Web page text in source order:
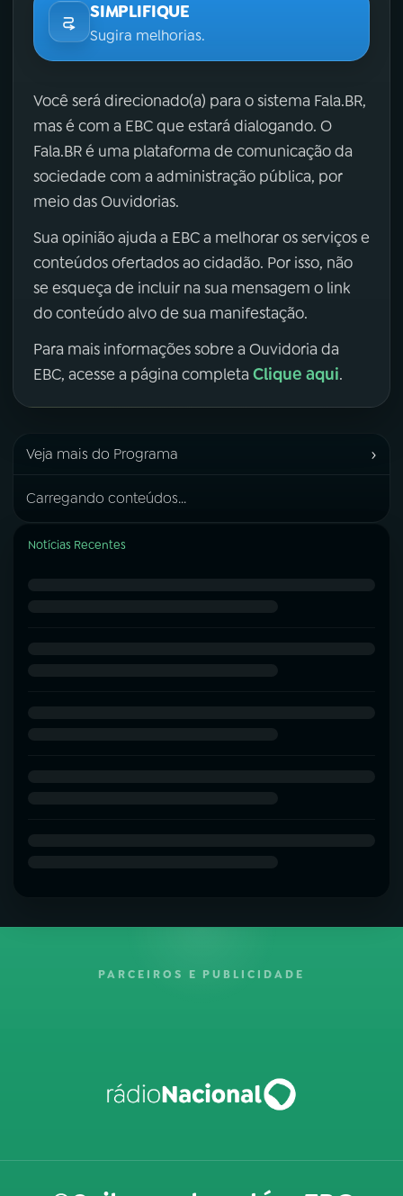
SIMPLIFIQUE
Sugira melhorias.
Você será direcionado(a) para o sistema Fala.BR,
mas é com a EBC que estará dialogando. O
Fala.BR é uma plataforma de comunicação da
sociedade com a administração pública, por
meio das Ouvidorias.
Sua opinião ajuda a EBC a melhorar os serviços e
conteúdos ofertados ao cidadão. Por isso, não
se esqueça de incluir na sua mensagem o link
do conteúdo alvo de sua manifestação.
Para mais informações sobre a Ouvidoria da
EBC, acesse a página completa Clique aqui.
Veja mais do Programa ›
Carregando conteúdos...
Notícias Recentes
PARCEIROS E PUBLICIDADE